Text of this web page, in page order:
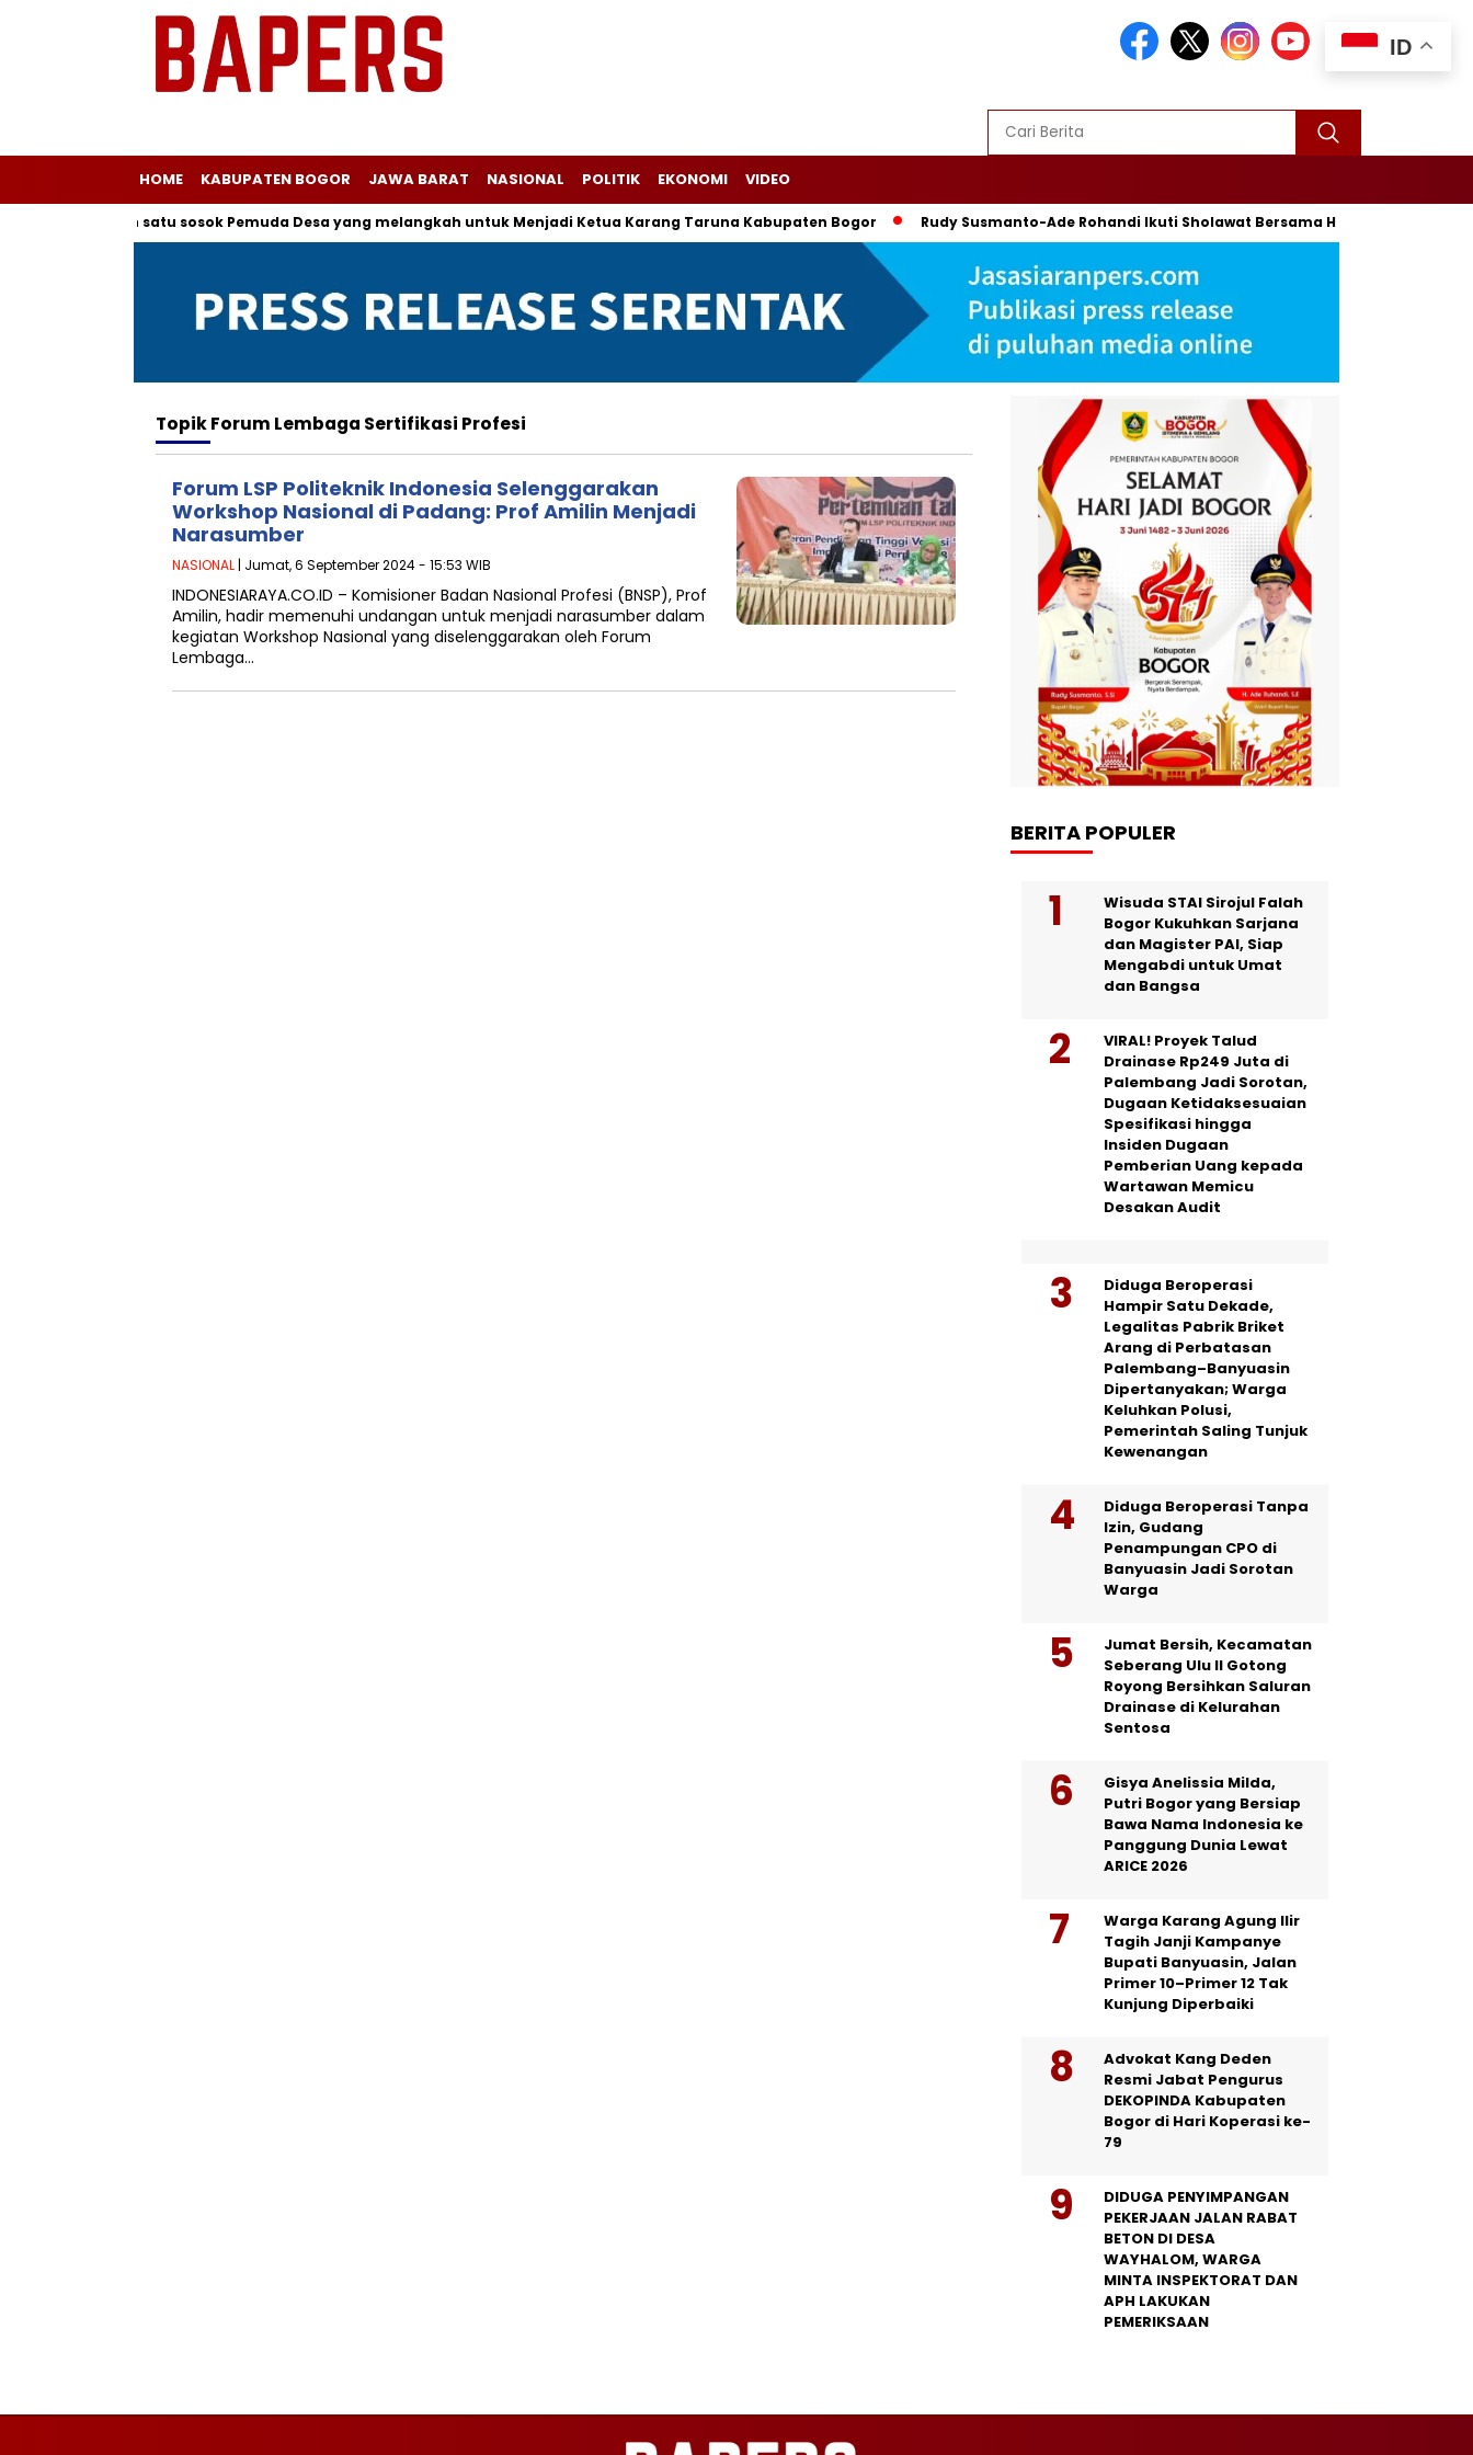
HOME KABUPATEN BOGOR JAWA BARAT NASIONAL POLITIK EKONOMI VIDEO
salah satu sosok Pemuda Desa yang melangkah untuk Menjadi Ketua Karang Taruna Kabupaten Bogor Rudy Susmanto-Ade Rohandi Ikuti Sholawat Bersama Habib Syech Bin Abdul
TopikForum Lembaga Sertifikasi Profesi
Forum LSP Politeknik Indonesia Selenggarakan
Workshop Nasional di Padang: Prof Amilin Menjadi
Narasumber
NASIONAL | Jumat, 6 September 2024 - 15:53 WIB
INDONESIARAYA.CO.ID – Komisioner Badan Nasional Profesi (BNSP), Prof
Amilin, hadir memenuhi undangan untuk menjadi narasumber dalam
kegiatan Workshop Nasional yang diselenggarakan oleh Forum
Lembaga…
BERITA POPULER
Wisuda STAI Sirojul Falah
Bogor Kukuhkan Sarjana
dan Magister PAI, Siap
Mengabdi untuk Umat
dan Bangsa
VIRAL! Proyek Talud
Drainase Rp249 Juta di
Palembang Jadi Sorotan,
Dugaan Ketidaksesuaian
Spesifikasi hingga
Insiden Dugaan
Pemberian Uang kepada
Wartawan Memicu
Desakan Audit
Diduga Beroperasi
Hampir Satu Dekade,
Legalitas Pabrik Briket
Arang di Perbatasan
Palembang–Banyuasin
Dipertanyakan; Warga
Keluhkan Polusi,
Pemerintah Saling Tunjuk
Kewenangan
Diduga Beroperasi Tanpa
Izin, Gudang
Penampungan CPO di
Banyuasin Jadi Sorotan
Warga
Jumat Bersih, Kecamatan
Seberang Ulu II Gotong
Royong Bersihkan Saluran
Drainase di Kelurahan
Sentosa
Gisya Anelissia Milda,
Putri Bogor yang Bersiap
Bawa Nama Indonesia ke
Panggung Dunia Lewat
ARICE 2026
Warga Karang Agung Ilir
Tagih Janji Kampanye
Bupati Banyuasin, Jalan
Primer 10–Primer 12 Tak
Kunjung Diperbaiki
Advokat Kang Deden
Resmi Jabat Pengurus
DEKOPINDA Kabupaten
Bogor di Hari Koperasi ke-
79
DIDUGA PENYIMPANGAN
PEKERJAAN JALAN RABAT
BETON DI DESA
WAYHALOM, WARGA
MINTA INSPEKTORAT DAN
APH LAKUKAN
PEMERIKSAAN
ID